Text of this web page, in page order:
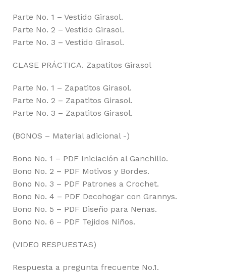
Parte No. 1 – Vestido Girasol.
Parte No. 2 – Vestido Girasol.
Parte No. 3 – Vestido Girasol.
CLASE PRÁCTICA. Zapatitos Girasol
Parte No. 1 – Zapatitos Girasol.
Parte No. 2 – Zapatitos Girasol.
Parte No. 3 – Zapatitos Girasol.
(BONOS – Material adicional -)
Bono No. 1 – PDF Iniciación al Ganchillo.
Bono No. 2 – PDF Motivos y Bordes.
Bono No. 3 – PDF Patrones a Crochet.
Bono No. 4 – PDF Decohogar con Grannys.
Bono No. 5 – PDF Diseño para Nenas.
Bono No. 6 – PDF Tejidos Niños.
(VIDEO RESPUESTAS)
Respuesta a pregunta frecuente No.1.